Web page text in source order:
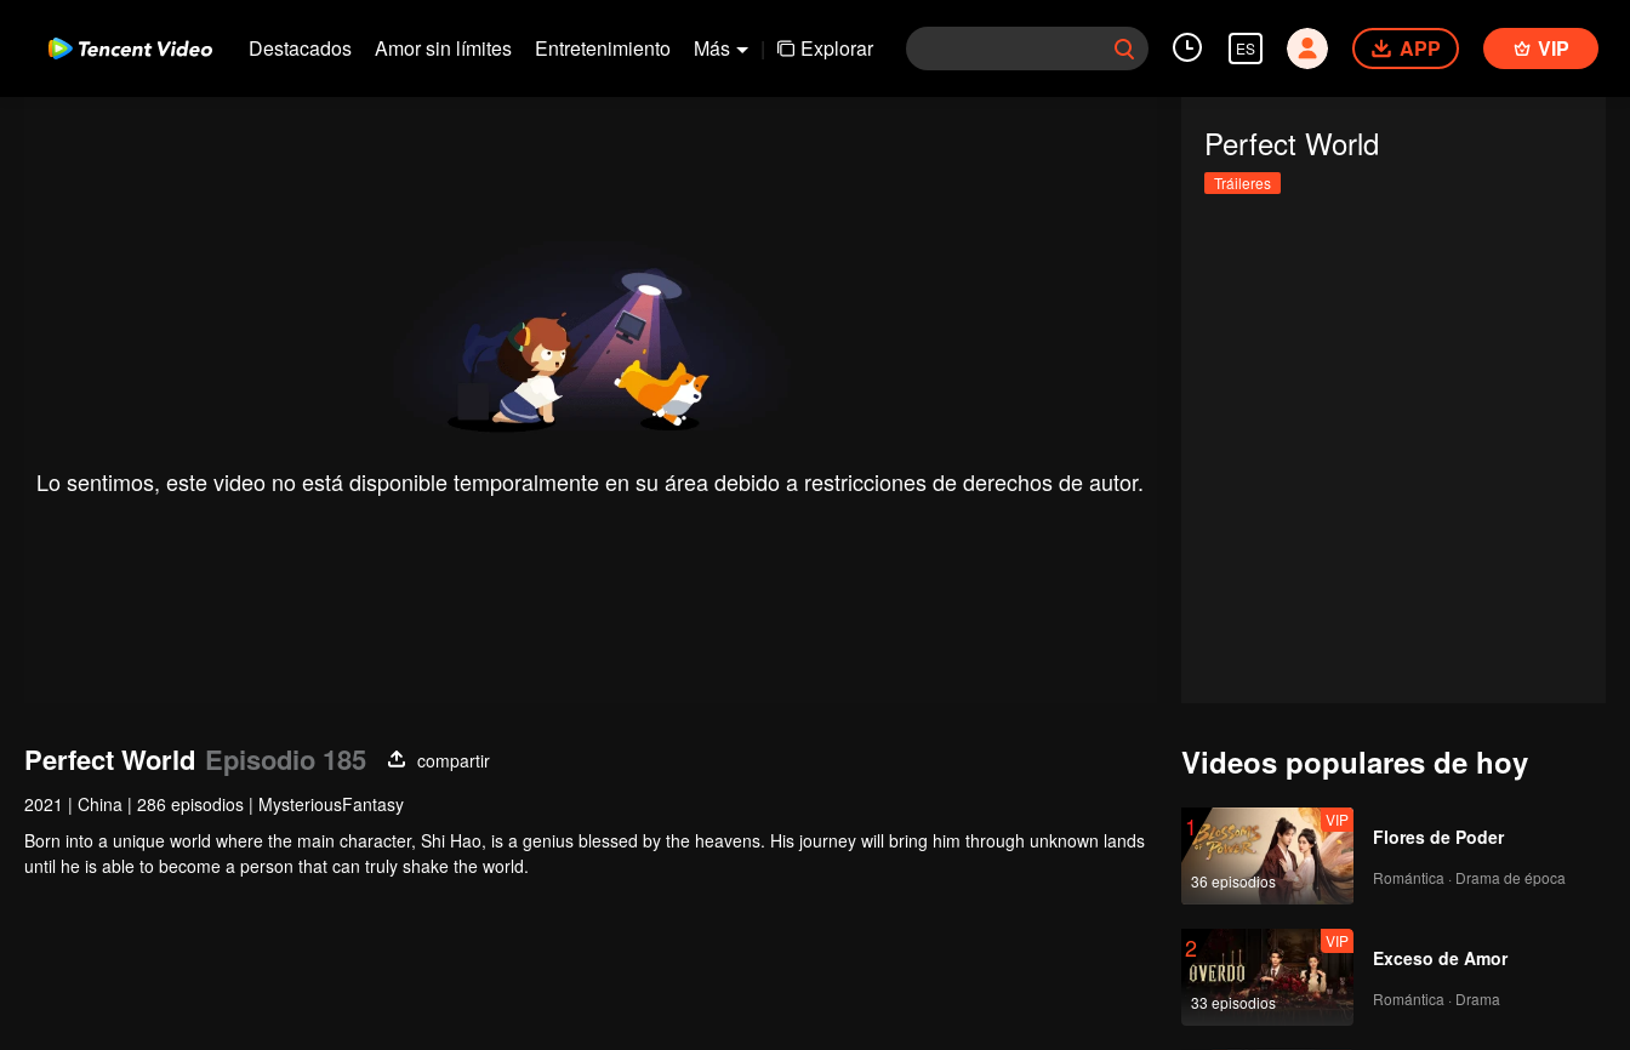
Destacados Amor sin límites Entretenimiento Más | Explorar ES APP VIP
Lo sentimos, este video no está disponible temporalmente en su área debido a restricciones de derechos de autor.
Perfect World
Tráileres
Perfect World Episodio 185
compartir
2021 | China | 286 episodios | MysteriousFantasy
Born into a unique world where the main character, Shi Hao, is a genius blessed by the heavens. His journey will bring him through unknown lands
until he is able to become a person that can truly shake the world.
Videos populares de hoy
1
36 episodios
VIP
Flores de Poder
Romántica · Drama de época
2
33 episodios
VIP
Exceso de Amor
Romántica · Drama